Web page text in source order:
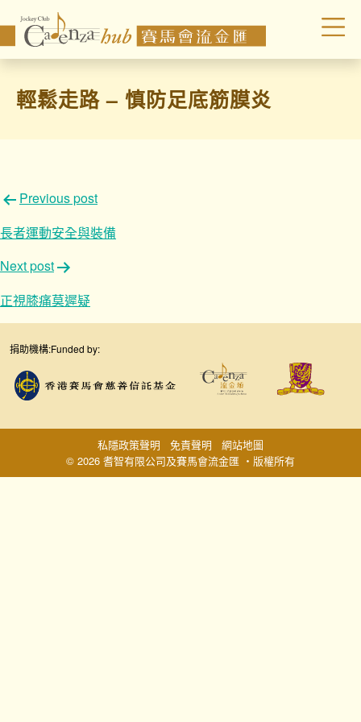
輕鬆走路 – 慎防足底筋膜炎
文
章
導
覽
Previous post
長者運動安全與裝備
Next post
正視膝痛莫遲疑
捐助機構:Funded by:
© 2026 耆智有限公司及賽馬會流金匯 ‧版權所有
私隱政策聲明 免責聲明 網站地圖